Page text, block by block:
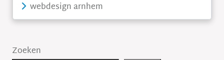
webdesign arnhem
Zoeken